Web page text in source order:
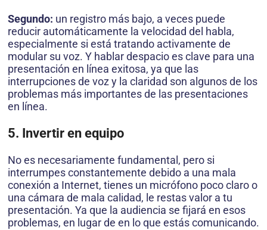
Segundo: un registro más bajo, a veces puede
reducir automáticamente la velocidad del habla,
especialmente si está tratando activamente de
modular su voz. Y hablar despacio es clave para una
presentación en línea exitosa, ya que las
interrupciones de voz y la claridad son algunos de los
problemas más importantes de las presentaciones
en línea.
5. Invertir en equipo
No es necesariamente fundamental, pero si
interrumpes constantemente debido a una mala
conexión a Internet, tienes un micrófono poco claro o
una cámara de mala calidad, le restas valor a tu
presentación. Ya que la audiencia se fijará en esos
problemas, en lugar de en lo que estás comunicando.